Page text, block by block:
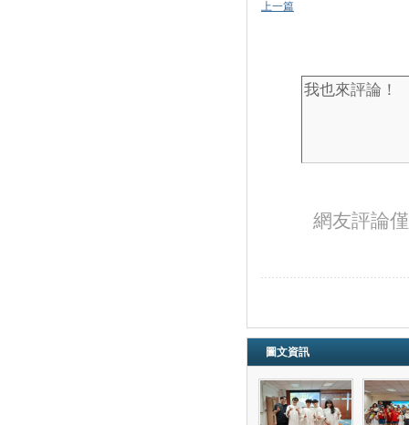
上一篇
網友評論
圖文資訊